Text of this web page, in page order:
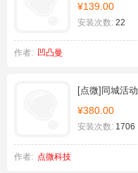
¥139.00
安装次数: 22
作者: 凹凸曼
[点微]同城活动
¥380.00
安装次数: 1706
作者: 点微科技